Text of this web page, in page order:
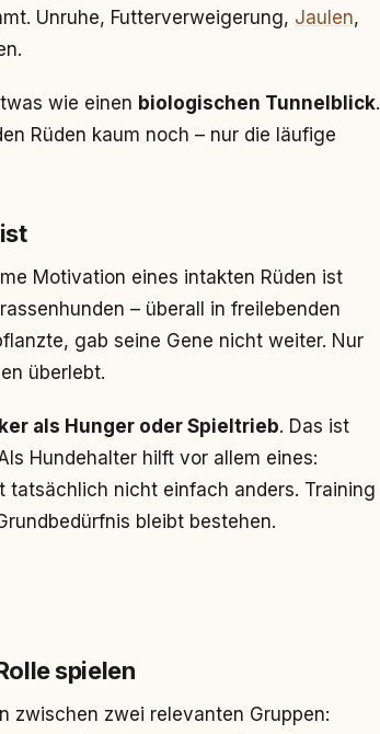
Unruhe, Futterverweigerung, Jaulen,
wie einen biologischen Tunnelblick.
Rüden kaum noch – nur die läufige
Motivation eines intakten Rüden ist
– überall in freilebenden
gab seine Gene nicht weiter. Nur
überlebt.
als Hunger oder Spieltrieb. Das ist
Hundehalter hilft vor allem eines:
tatsächlich nicht einfach anders. Training
bleibt bestehen.
spielen
zwischen zwei relevanten Gruppen: